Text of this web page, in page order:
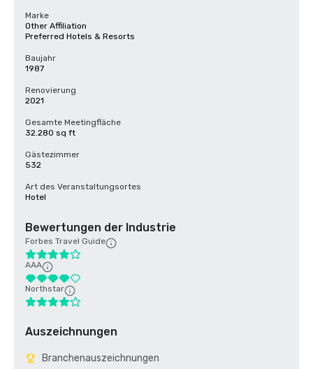
Marke
Other Affiliation
Preferred Hotels & Resorts
Baujahr
1987
Renovierung
2021
Gesamte Meetingfläche
32.280 sq ft
Gästezimmer
532
Art des Veranstaltungsortes
Hotel
Bewertungen der Industrie
Forbes Travel Guide
AAA
Northstar
Auszeichnungen
Branchenauszeichnungen